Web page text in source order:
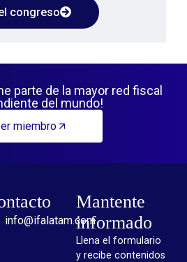
congreso
parte de la mayor red fiscal
del mundo!
miembro
info@ifalatam.com
Mantente
informado
Llena el formulario
y recibe contenidos